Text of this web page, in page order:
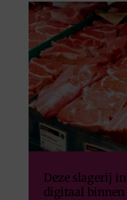
Deze slagerij
digitaal binnen